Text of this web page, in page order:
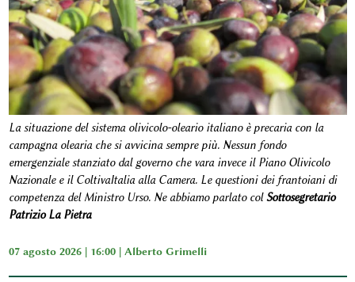
La situazione del sistema olivicolo-oleario italiano è precaria con la
campagna olearia che si avvicina sempre più. Nessun fondo
emergenziale stanziato dal governo che vara invece il Piano Olivicolo
Nazionale e il ColtivaItalia alla Camera. Le questioni dei frantoiani di
competenza del Ministro Urso. Ne abbiamo parlato colSottosegretario
Patrizio La Pietra
07 agosto 2026 | 16:00 | Alberto Grimelli